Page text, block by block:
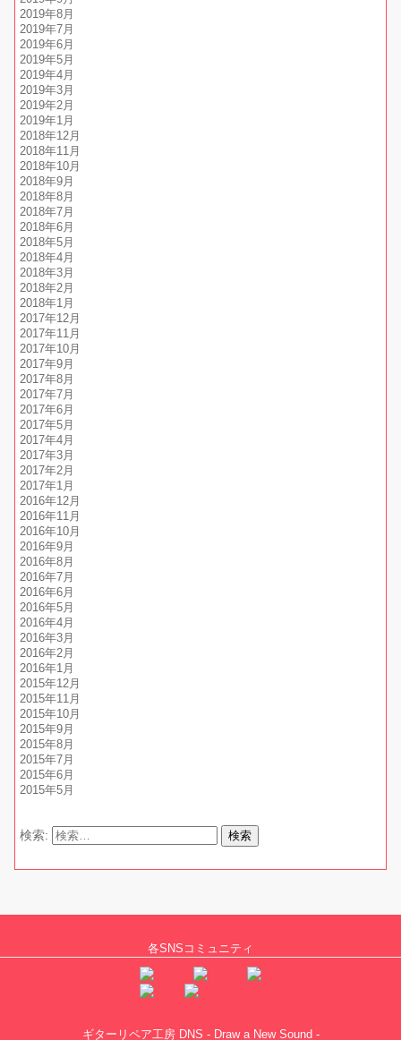
2019年8月
2019年7月
2019年6月
2019年5月
2019年4月
2019年3月
2019年2月
2019年1月
2018年12月
2018年11月
2018年10月
2018年9月
2018年8月
2018年7月
2018年6月
2018年5月
2018年4月
2018年3月
2018年2月
2018年1月
2017年12月
2017年11月
2017年10月
2017年9月
2017年8月
2017年7月
2017年6月
2017年5月
2017年4月
2017年3月
2017年2月
2017年1月
2016年12月
2016年11月
2016年10月
2016年9月
2016年8月
2016年7月
2016年6月
2016年5月
2016年4月
2016年3月
2016年2月
2016年1月
2015年12月
2015年11月
2015年10月
2015年9月
2015年8月
2015年7月
2015年6月
2015年5月
検索:
各SNSコミュニティ
ギターリペア工房 DNS - Draw a New Sound -